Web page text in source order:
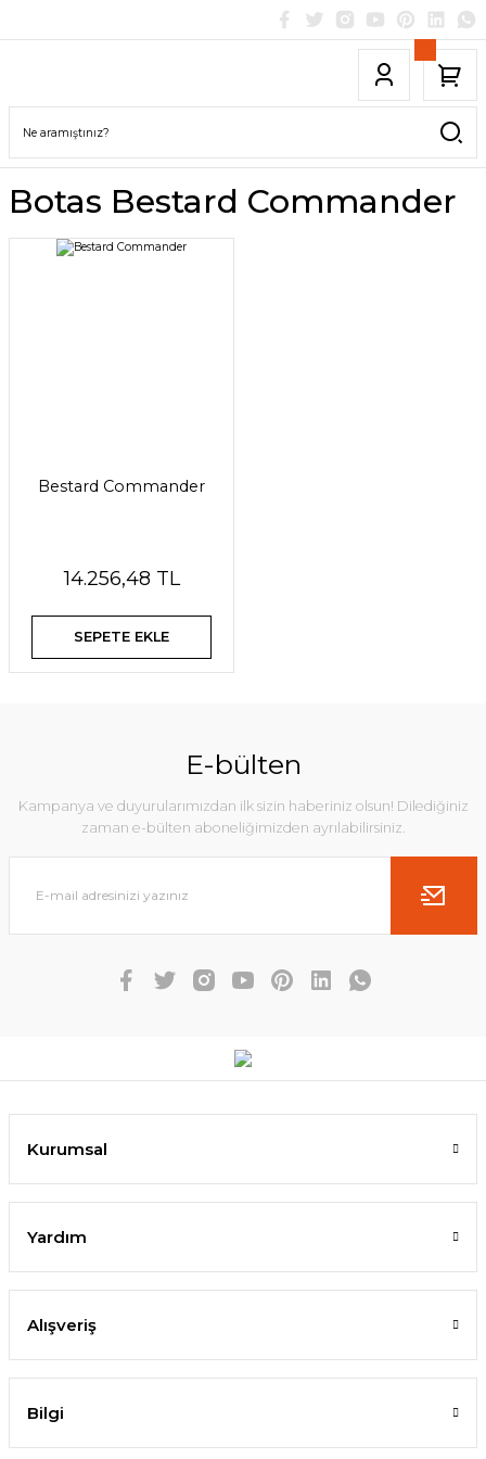
Botas Bestard Commander
Bestard Commander
14.256,48 TL
SEPETE EKLE
E-bülten
Kampanya ve duyurularımızdan ilk sizin haberiniz olsun! Dilediğiniz
zaman e-bülten aboneliğimizden ayrılabilirsiniz.
Kurumsal
Yardım
Alışveriş
Bilgi